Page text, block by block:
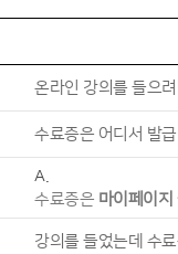
온라인 강의를 들으
수료증은 어디서 발
A.
수료증은 마이페이
강의를 들었는데 수